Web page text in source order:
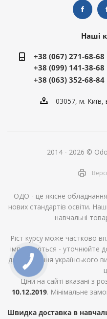
Наші
+38 (067) 271-68-68
+38 (099) 141-38-68
+38 (063) 352-68-84
03057, м. Київ,
2014 - 2026 ©
ОДО - це якісне
нових стандартів освіти.
навчальні
Ріст курсу може частково
імпортуються - уточнюйте
для навчання українського
Ціни на сайті вказані з
10.12.2019. Мінімальне
Швидка доставка в